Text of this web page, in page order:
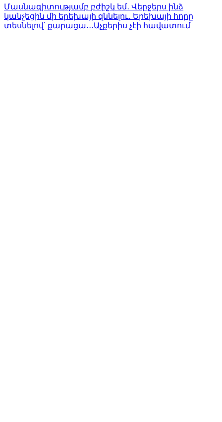
Մասնագիտությամբ բժիշկ եմ․ Վերջերս ինձ
կանչեցին մի երեխայի զննելու․ Երեխայի հորը
տեսնելով՝ քարացա․․․Աչքերիս չէի հավատում